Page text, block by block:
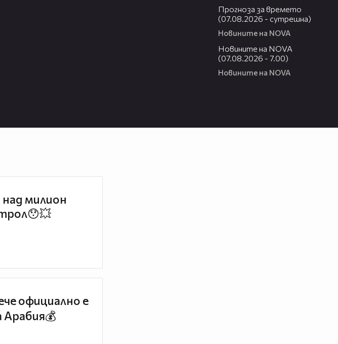
Прогноза за времето
(07.08.2026 - сутрешна)
Новините на NOVA
Новините на NOVA
(07.08.2026 - 7.00)
Новините на NOVA
милион
официално е